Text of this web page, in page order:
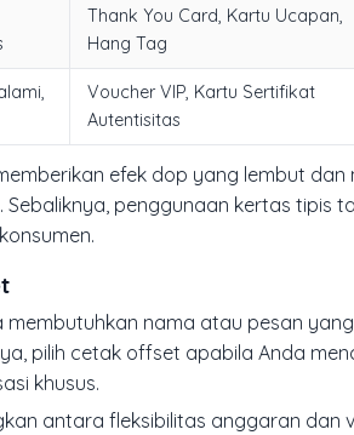
Thank You Card, Kartu Ucapan,
Hang Tag
Voucher VIP, Kartu Sertifikat
Autentisitas
efek dop yang lembut
penggunaan kertas tipis
membutuhkan nama atau pesan
pilih cetak offset apabila Anda
khusus.
antara fleksibilitas anggaran dan